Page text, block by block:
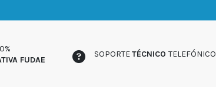
FUDAE
SOPORTETÉCNICOTELEFÓNICO